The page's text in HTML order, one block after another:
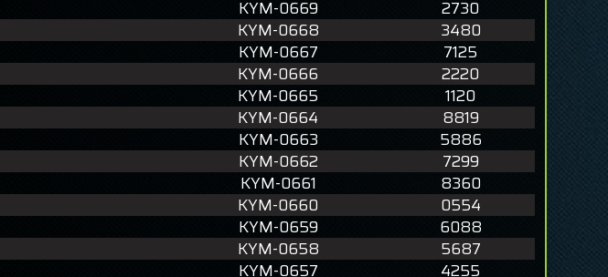
KYM-0669
2730
KYM-0668
3480
KYM-0667
7125
KYM-0666
2220
KYM-0665
1120
KYM-0664
8819
KYM-0663
5886
KYM-0662
7299
KYM-0661
8360
KYM-0660
0554
KYM-0659
6088
KYM-0658
5687
KYM-0657
4255